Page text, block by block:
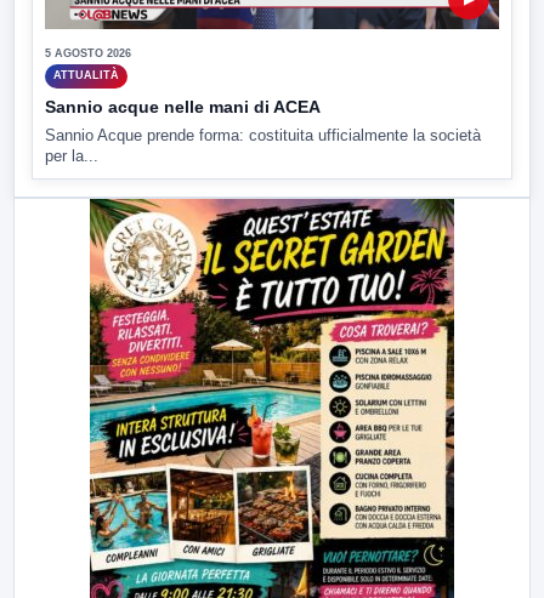
5 AGOSTO 2026
ATTUALITÀ
Sannio acque nelle mani di ACEA
Sannio Acque prende forma: costituita ufficialmente la società
per la...